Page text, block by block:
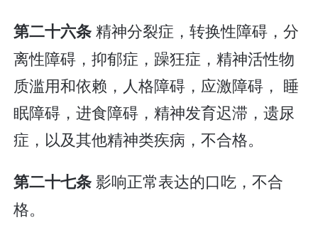
第二十六条精神分裂症，转换性障碍，分
离性障碍，抑郁症，躁狂症，精神活性物
质滥用和依赖，人格障碍，应激障碍， 睡
眠障碍，进食障碍，精神发育迟滞，遗尿
症，以及其他精神类疾病，不合格。
第二十七条影响正常表达的口吃，不合
格。